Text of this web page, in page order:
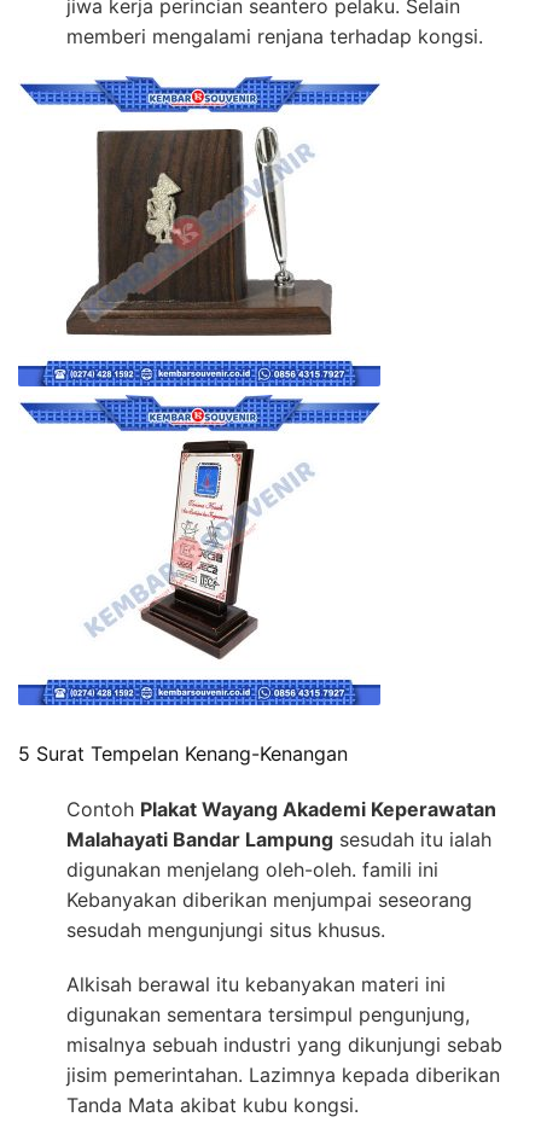
jiwa kerja perincian seantero pelaku. Selain
memberi mengalami renjana terhadap kongsi.
5 Surat Tempelan Kenang-Kenangan
Contoh Plakat Wayang Akademi Keperawatan
Malahayati Bandar Lampung sesudah itu ialah
digunakan menjelang oleh-oleh. famili ini
Kebanyakan diberikan menjumpai seseorang
sesudah mengunjungi situs khusus.
Alkisah berawal itu kebanyakan materi ini
digunakan sementara tersimpul pengunjung,
misalnya sebuah industri yang dikunjungi sebab
jisim pemerintahan. Lazimnya kepada diberikan
Tanda Mata akibat kubu kongsi.